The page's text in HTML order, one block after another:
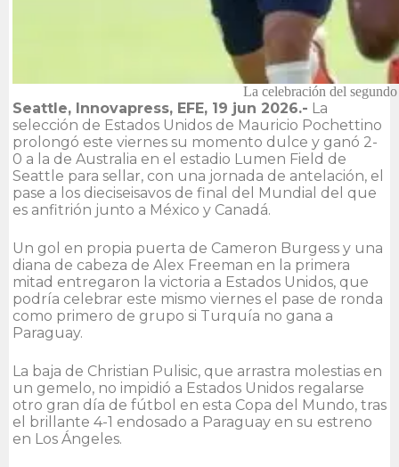
La celebración del
Seattle, Innovapress, EFE, 19 jun 2026.- La
selección de Estados Unidos de Mauricio Pochettino
prolongó este viernes su momento dulce y ganó 2-
0 a la de Australia en el estadio Lumen Field de
Seattle para sellar, con una jornada de antelación, el
pase a los dieciseisavos de final del Mundial del que
es anfitrión junto a México y Canadá.
Un gol en propia puerta de Cameron Burgess y una
diana de cabeza de Alex Freeman en la primera
mitad entregaron la victoria a Estados Unidos, que
podría celebrar este mismo viernes el pase de ronda
como primero de grupo si Turquía no gana a
Paraguay.
La baja de Christian Pulisic, que arrastra molestias en
un gemelo, no impidió a Estados Unidos regalarse
otro gran día de fútbol en esta Copa del Mundo, tras
el brillante 4-1 endosado a Paraguay en su estreno
en Los Ángeles.